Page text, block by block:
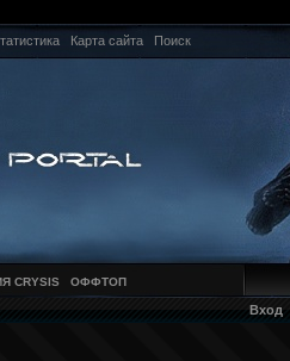
Карта сайта Поиск
CRYSIS ОФФТОП
Вход